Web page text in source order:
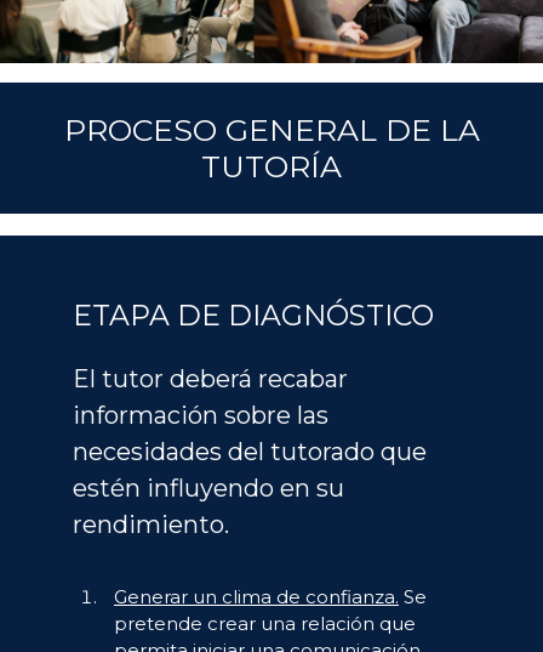
PROCESO GENERAL DE LA
TUTORÍA
ETAPA DE DIAGNÓSTICO
El tutor deberá recabar
información sobre las
necesidades del tutorado que
estén influyendo en su
rendimiento.
Generar un clima de confianza. Se
pretende crear una relación que